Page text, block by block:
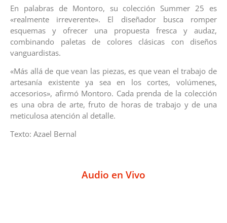
En palabras de Montoro, su colección Summer 25 es
«realmente irreverente». El diseñador busca romper
esquemas y ofrecer una propuesta fresca y audaz,
combinando paletas de colores clásicas con diseños
vanguardistas.
«Más allá de que vean las piezas, es que vean el trabajo de
artesanía existente ya sea en los cortes, volúmenes,
accesorios», afirmó Montoro. Cada prenda de la colección
es una obra de arte, fruto de horas de trabajo y de una
meticulosa atención al detalle.
Texto: Azael Bernal
Audio en Vivo